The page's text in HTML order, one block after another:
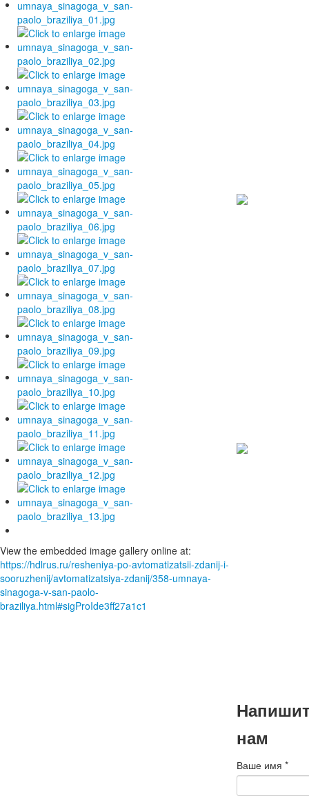
View the embedded image gallery online at:
https://hdlrus.ru/resheniya-po-avtomatizatsii-zdanij-i-
sooruzhenij/avtomatizatsiya-zdanij/358-umnaya-
sinagoga-v-san-paolo-
braziliya.html#sigProIde3ff27a1c1
нам
Ваше имя*